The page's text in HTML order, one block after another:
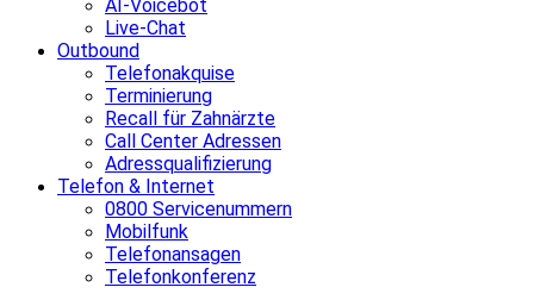
AI-Voicebot
Live-Chat
Outbound
Telefonakquise
Terminierung
Recall für Zahnärzte
Call Center Adressen
Adressqualifizierung
Telefon & Internet
0800 Servicenummern
Mobilfunk
Telefonansagen
Telefonkonferenz